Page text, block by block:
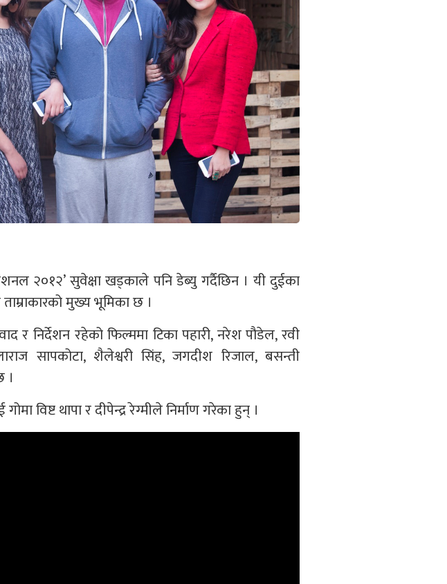
२०१२’ सुवेक्षा खड्काले पनि डेब्यु गर्दैछिन । यी दुईका
मुख्य भूमिका छ ।
र निर्देशन रहेको फिल्ममा टिका पहारी, नरेश पौडेल, रवी
सापकोटा, शैलेश्वरी सिंह, जगदीश रिजाल, बसन्ती
।
विष्ट थापा र दीपेन्द्र रेग्मीले निर्माण गरेका हुन् ।